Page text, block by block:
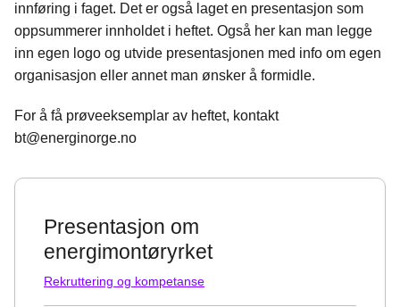
innføring i faget. Det er også laget en presentasjon som
oppsummerer innholdet i heftet. Også her kan man legge
inn egen logo og utvide presentasjonen med info om egen
organisasjon eller annet man ønsker å formidle.
For å få prøveeksemplar av heftet, kontakt
bt@energinorge.no
Presentasjon om
energimontøryrket
Rekruttering og kompetanse